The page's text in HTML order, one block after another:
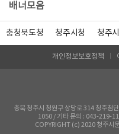
배너모음
충청북도청 청주시청 청주
개인정보보호정책
충북 청주시 청원구 상당로 314 청주첨
1050 / 기타 문의 : 043-219-
COPYRIGHT (c) 2020 청주시